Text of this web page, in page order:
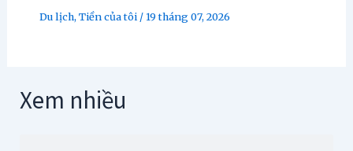
Du lịch, Tiền của tôi/19 tháng 07, 2026
Xem nhiều